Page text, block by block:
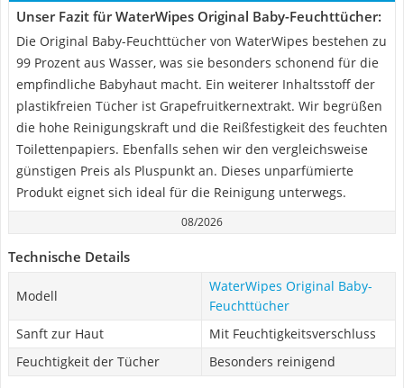
Unser Fazit für WaterWipes Original Baby-Feuchttücher:
Die Original Baby-Feuchttücher von WaterWipes bestehen zu
99 Prozent aus Wasser, was sie besonders schonend für die
empfindliche Babyhaut macht. Ein weiterer Inhaltsstoff der
plastikfreien Tücher ist Grapefruitkernextrakt. Wir begrüßen
die hohe Reinigungskraft und die Reißfestigkeit des feuchten
Toilettenpapiers. Ebenfalls sehen wir den vergleichsweise
günstigen Preis als Pluspunkt an. Dieses unparfümierte
Produkt eignet sich ideal für die Reinigung unterwegs.
08/2026
Technische Details
Modell
WaterWipes Original Baby-
Feuchttücher
Sanft zur Haut
Mit Feuchtigkeitsverschluss
Feuchtigkeit der Tücher
Besonders reinigend